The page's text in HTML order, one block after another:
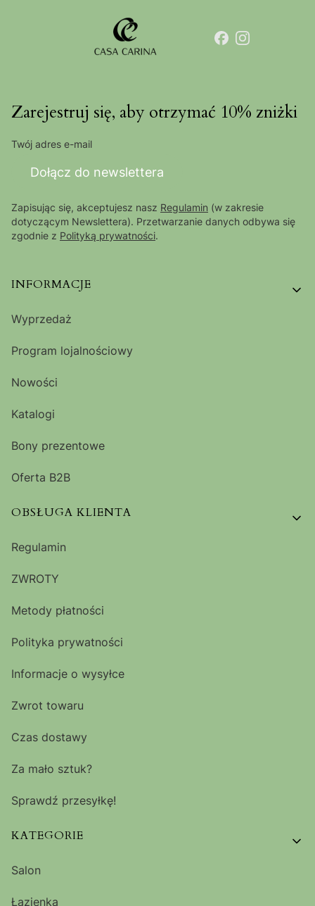
Zarejestruj się, aby otrzymać 10% zniżki
Twój adres e-mail
Dołącz do newslettera
Zapisując się, akceptujesz nasz Regulamin (w zakresie
dotyczącym Newslettera). Przetwarzanie danych odbywa się
zgodnie z Polityką prywatności.
Linki w stopce
INFORMACJE
Wyprzedaż
Program lojalnościowy
Nowości
Katalogi
Bony prezentowe
Oferta B2B
OBSŁUGA KLIENTA
Regulamin
ZWROTY
Metody płatności
Polityka prywatności
Informacje o wysyłce
Zwrot towaru
Czas dostawy
Za mało sztuk?
Sprawdź przesyłkę!
KATEGORIE
Salon
Łazienka